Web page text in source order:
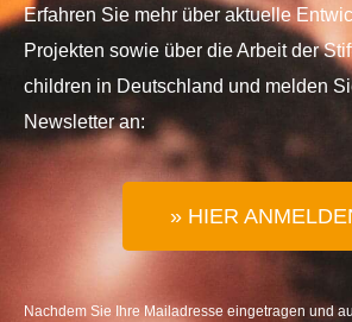
Erfahren Sie mehr über aktuelle
Projekten sowie über die Arbeit der
children in Deutschland und melden
Newsletter an:
» HIER
Nachdem Sie Ihre Mailadresse eingetragen und